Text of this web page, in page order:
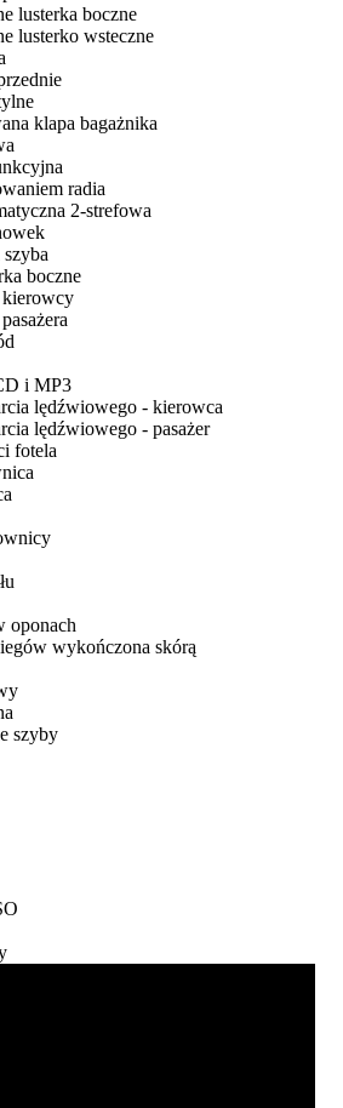
lusterka boczne
lusterko wsteczne
klapa bagażnika
radia
2-strefowa
boczne
i MP3
lędźwiowego - kierowca
lędźwiowego - pasażer
fotela
oponach
wykończona skórą
szyby